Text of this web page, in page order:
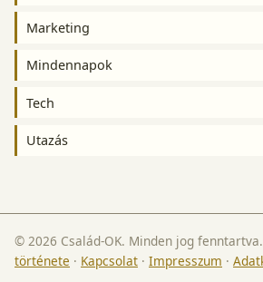
Marketing
Mindennapok
Tech
Utazás
© 2026 Család-OK. Minden jog fenntartva.
története · Kapcsolat · Impresszum ·